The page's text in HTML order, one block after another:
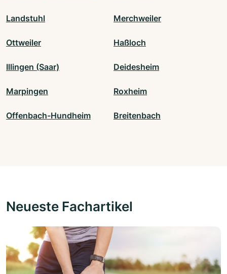
Landstuhl Merchweiler
Ottweiler Haßloch
Illingen (Saar) Deidesheim
Marpingen Roxheim
Offenbach-Hundheim Breitenbach
Neueste Fachartikel